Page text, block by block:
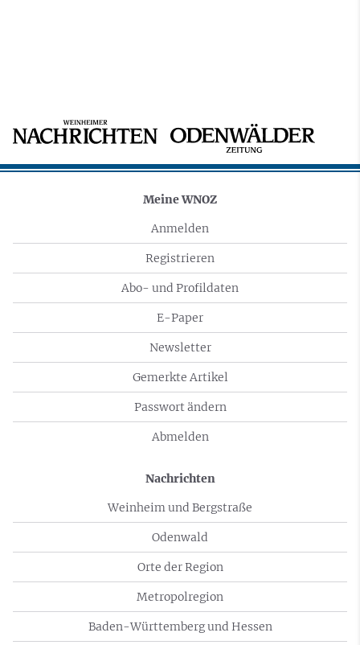
Meine WNOZ
Anmelden
Registrieren
Abo- und Profildaten
E-Paper
Newsletter
Gemerkte Artikel
Passwort ändern
Abmelden
Nachrichten
Weinheim und Bergstraße
Odenwald
Orte der Region
Metropolregion
Baden-Württemberg und Hessen